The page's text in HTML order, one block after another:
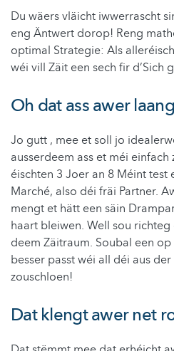
Du wäers vläicht iwwerrascht
eng Äntwert dorop! Reng
optimal Strategie: Als
wéi vill Zäit een sech fir d’Sich
Oh dat ass awer
Jo gutt , mee et soll jo
ausserdeem ass et méi
éischten 3 Joer an 8 Méint test
Marché, also déi fräi Partner.
mengt et hätt een säin
haart bleiwen. Well sou
deem Zäitraum. Soubal een
besser passt wéi all déi aus
zouschloen!
Dat klengt awer net